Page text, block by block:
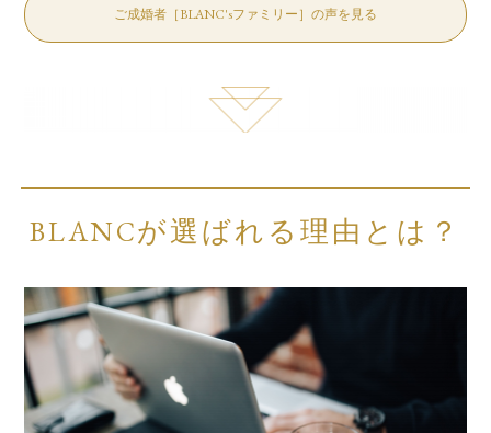
ご成婚者［BLANC'sファミリー］の声を見る
BLANCが選ばれる理由とは？